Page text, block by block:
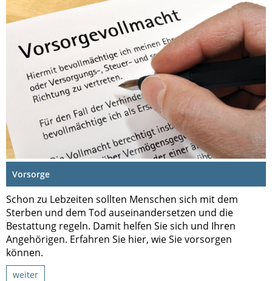
Vorsorge
Schon zu Lebzeiten sollten Menschen sich mit dem
Sterben und dem Tod auseinandersetzen und die
Bestattung regeln. Damit helfen Sie sich und Ihren
Angehörigen. Erfahren Sie hier, wie Sie vorsorgen
können.
weiter